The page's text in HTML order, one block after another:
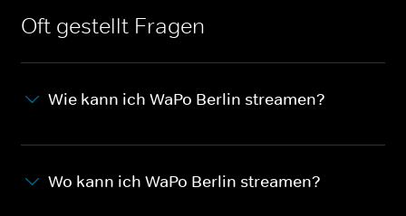
Oft gestellt Fragen
Wie kann ich WaPo Berlin streamen?
Wo kann ich WaPo Berlin streamen?